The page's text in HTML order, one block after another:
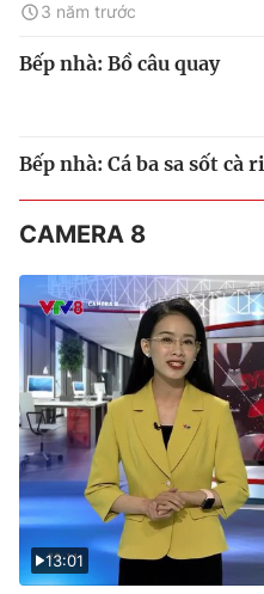
3 năm trước
Bếp nhà: Bồ câu quay
Bếp nhà: Cá ba sa sốt cà ri
CAMERA 8
13:01